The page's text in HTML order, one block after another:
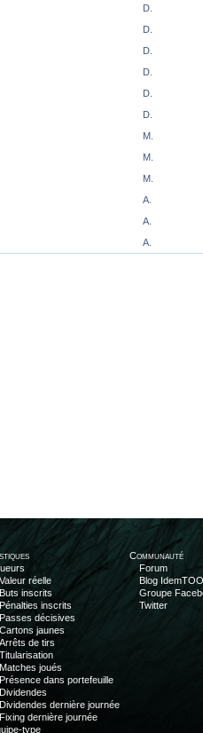
D.
D.
D.
D.
D.
D.
M.
M.
M.
A.
A.
A.
Valeur réelle
Buts inscrits
Pénalties inscrits
Passes décisives
Cartons jaunes
Arrêts de tirs
Titularisation
Matches joués
Présence dans portefeuille
Dividendes
Dividendes dernière journée
Fixing dernière journée
type
Communauté
Forum
Blog
Groupe
Twitter